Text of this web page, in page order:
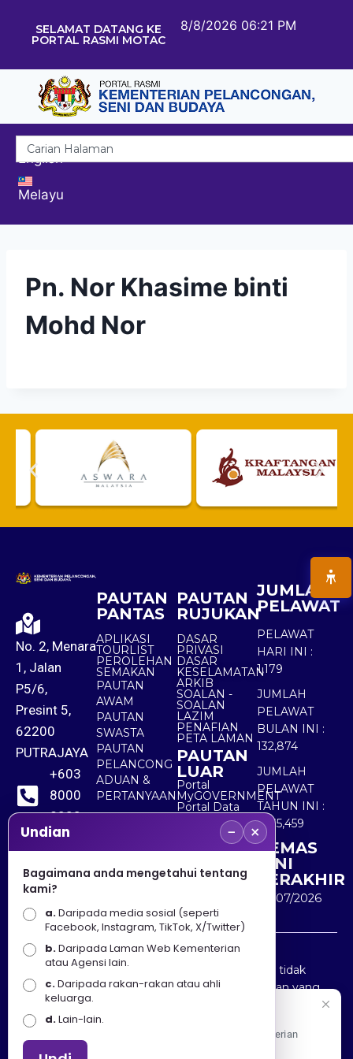
SELAMAT DATANG KE
PORTAL RASMI MOTAC
8/8/2026 06:21 PM
English
Melayu
Pn. Nor Khasime binti
Mohd Nor
No. 2, Menara
1, Jalan
P5/6,
Presint 5,
62200
PUTRAJAYA
+603
8000
8000
+603
8891
7100
PAUTAN
PANTAS
APLIKASI
TOURLIST
PEROLEHAN
SEMAKAN
PAUTAN
AWAM
PAUTAN
SWASTA
PAUTAN
PELANCONG
ADUAN &
PERTANYAAN
PAUTAN
RUJUKAN
DASAR
PRIVASI
DASAR
KESELAMATAN
ARKIB
SOALAN -
SOALAN
LAZIM
PENAFIAN
PETA LAMAN
PAUTAN
LUAR
Portal
MyGOVERNMENT
Portal Data
Terbuka
Sektor Awam
JUMLAH
PELAWAT
PELAWAT
HARI INI :
1,179
JUMLAH
PELAWAT
BULAN INI :
132,874
JUMLAH
PELAWAT
TAHUN INI :
5,535,459
KEMAS
KINI
TERAKHIR
30/07/2026
Penafian : Kerajaan Malaysia dan Kementerian
Pelancongan Seni dan Budaya (MOTAC) adalah tidak
bertanggungjawab atas kehilangan atau kerugian yang
disebabkan oleh penggunaan mana-mana maklumat
yang diperolehi dari portal ini.
Undian − ×
Bagaimana anda mengetahui tentang
kami?
a.Daripada media sosial (seperti
Facebook, Instagram, TikTok, X/Twitter)
b.Daripada Laman Web Kementerian
atau Agensi lain.
c.Daripada rakan-rakan atau ahli
keluarga.
d.Lain-lain.
Apa Khabar! Selamat datang ke Portal Rasmi Kementerian
Pelancongan, Seni dan Budaya